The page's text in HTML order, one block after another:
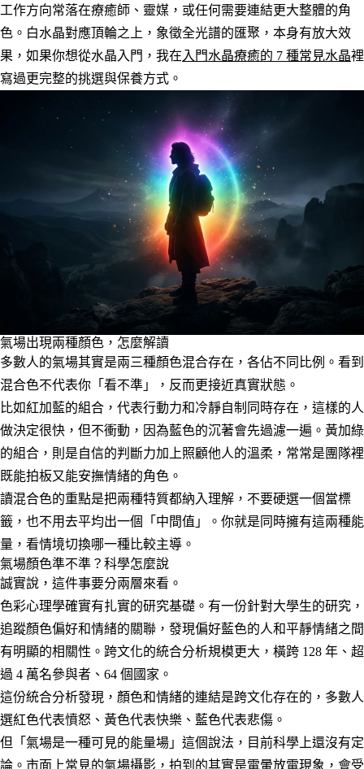
工作方向常落在療癒師、靈媒，或任何需要連結更大整體的角
色。白水晶對應頂輪之上，象徵全光譜的匯聚，本身有放大效
果，如果你想從水晶入門，我在入門水晶療癒的 7 種常見水晶裡
寫過更完整的挑選與保養方式。
氣場出現兩種顏色，怎麼解讀
多數人的氣場其實是兩三種顏色混合存在，各佔不同比例。看到
混合色不代表你「看不準」，反而更接近真實狀態。
比如紅加藍的組合，代表行動力和冷靜自制同時存在，這樣的人
做決定很快，但不衝動，因為藍色的沉著會先過濾一遍。黃加綠
的組合，則是自信的判斷力加上照顧他人的溫柔，常常是團隊裡
既能拍板又能安撫情緒的角色。
讀混合色的重點是把兩種特質都納入理解，不要硬選一個當標
籤，也不用去平均出一個「中間值」。你就是同時擁有這兩種能
量，看情境切換哪一種比較主導。
氣場顏色準不準？科學怎麼說
誠實說，這件事要分兩層來看。
色彩心理學確實有扎實的研究基礎。有一份針對大學生的研究，
追蹤顏色偏好和情緒的關聯，發現偏好藍色的人和平靜情緒之間
有明顯的相關性。跨文化的統合分析規模更大，橫跨 128 年、超
過 4 萬名參與者、64 個國家。
這份統合分析發現，顏色和情緒的連結是跨文化存在的，多數人
選紅色代表憤怒、黃色代表快樂、藍色代表悲傷。
但「氣場是一種可見的能量場」這個說法，目前科學上還沒有定
論。市面上常見的氣場攝影，拍到的其實是電暈放電現象，會受